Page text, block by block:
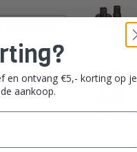
en ontvang €5,- korting op je
aankoop.